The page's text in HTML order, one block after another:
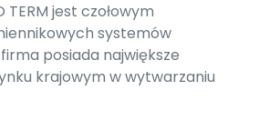
TERM jest czołowym
systemów
posiada największe
krajowym w wytwarzaniu